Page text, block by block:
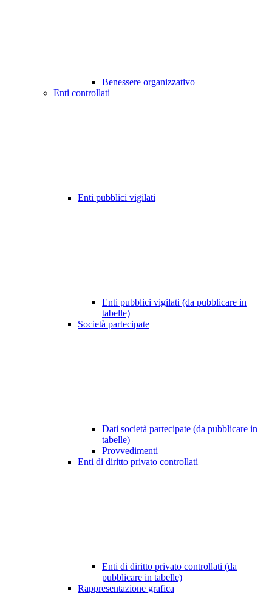
Benessere organizzativo
Enti controllati
Enti pubblici vigilati
Enti pubblici vigilati (da pubblicare in
tabelle)
Società partecipate
Dati società partecipate (da pubblicare in
tabelle)
Provvedimenti
Enti di diritto privato controllati
Enti di diritto privato controllati (da
pubblicare in tabelle)
Rappresentazione grafica